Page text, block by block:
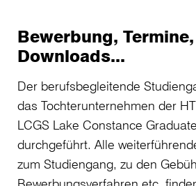
Bewerbung,
Downloads...
Der berufsbegleitende
das Tochterunternehmen der
LCGS Lake Constance
durchgeführt. Alle
zum Studiengang, zu den